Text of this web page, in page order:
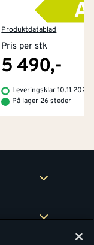
Produktdatablad
Pris per stk
5 490,-
Leveringsklar 10.11.2026
På lager 26 steder